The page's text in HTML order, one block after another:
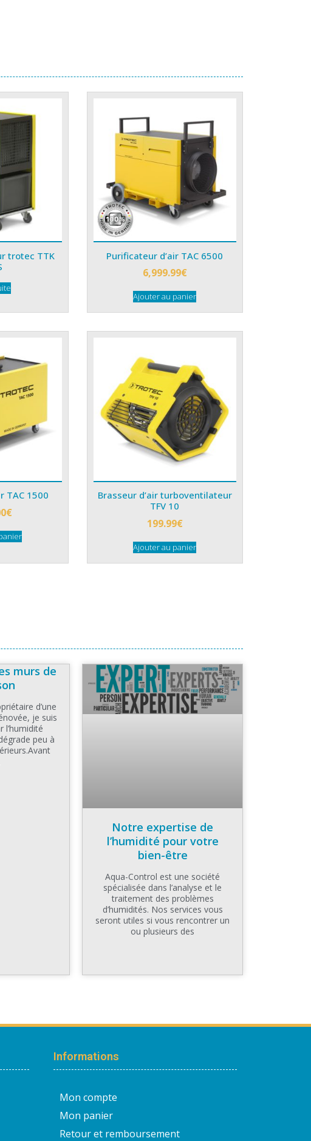
trotec TTK
Purificateur d’air TAC 6500
6,999.99€
Ajouter au panier
TAC 1500
€
Brasseur d’air turboventilateur
TFV 10
199.99€
Ajouter au panier
murs de
d’une
je suis
l’humidité
peu à
Notre expertise de
l’humidité pour votre
bien-être
Aqua-Control est une société
spécialisée dans l’analyse et le
traitement des problèmes
d’humidités. Nos services vous
seront utiles si vous rencontrer un
ou plusieurs des
Informations
Mon compte
Mon panier
Retour et remboursement